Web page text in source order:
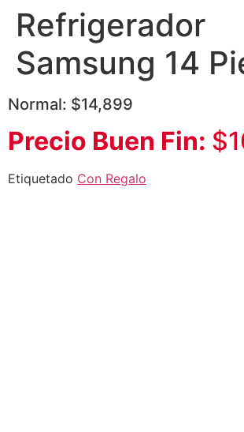
Refrigerador
Samsung 14
Normal: $14,899
Precio Buen Fin:
Etiquetado Con Regalo